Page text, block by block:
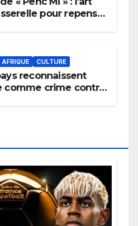
pour repenser
AFRIQUE CULTURE
reconnaissent
comme crime contre